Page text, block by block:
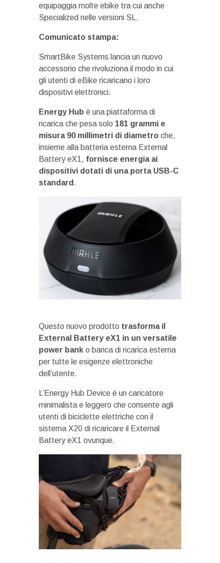
equipaggia molte ebike tra cui anche
Specialized nelle versioni SL.
Comunicato stampa:
SmartBike Systems lancia un nuovo
accessorio che rivoluziona il modo in cui
gli utenti di eBike ricaricano i loro
dispositivi elettronici.
Energy Hub è una piattaforma di
ricarica che pesa solo 181 grammi e
misura 90 millimetri di diametro che,
insieme alla batteria esterna External
Battery eX1, fornisce energia ai
dispositivi dotati di una porta USB-C
standard .
Questo nuovo prodotto trasforma il
External Battery eX1 in un versatile
power bank o banca di ricarica esterna
per tutte le esigenze elettroniche
dell’utente.
L’Energy Hub Device è un caricatore
minimalista e leggero che consente agli
utenti di biciclette elettriche con il
sistema X20 di ricaricare il External
Battery eX1 ovunque.